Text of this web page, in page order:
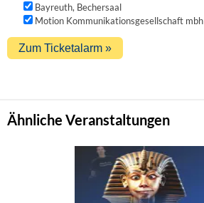
Bayreuth, Bechersaal
Motion Kommunikationsgesellschaft mbh
Ähnliche Veranstaltungen